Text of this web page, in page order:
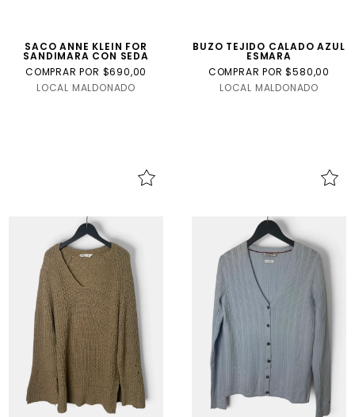
SACO ANNE KLEIN FOR
SANDIMARA CON SEDA
COMPRAR POR $690,00
LOCAL MALDONADO
BUZO TEJIDO CALADO AZUL
ESMARA
COMPRAR POR $580,00
LOCAL MALDONADO